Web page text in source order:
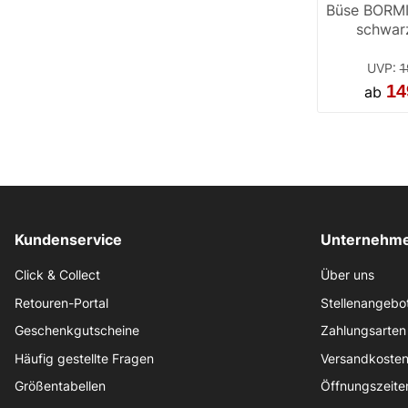
Büse
UVP:
ab
Kundenservice
Click & Collect
Retouren-Portal
Geschenkgutscheine
Häufig gestellte Fragen
Größentabellen
Über uns
Zahlungsarten
Versandkosten